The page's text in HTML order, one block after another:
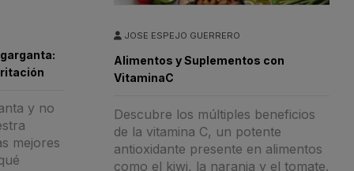
y no
mejores
JOSE ESPEJO GUERRERO
Alimentos y Suplementos con
VitaminaC
Descubre los múltiples beneficios
de la vitamina C, un potente
antioxidante presente en alimentos
como el kiwi, la naranja y el tomate.